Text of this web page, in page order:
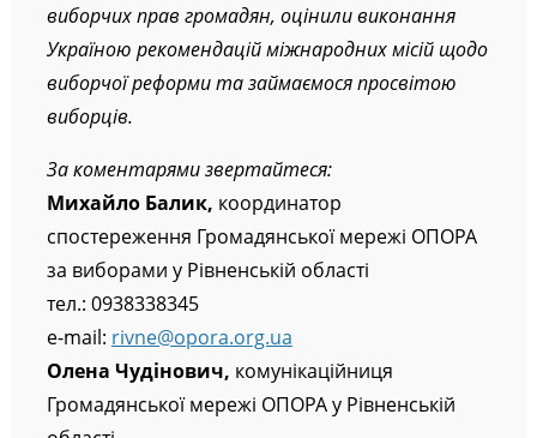
виборчих прав громадян, оцінили виконання
Україною рекомендацій міжнародних місій щодо
виборчої реформи та займаємося просвітою
виборців.
За коментарями звертайтеся:
Михайло Балик, координатор
спостереження Громадянської мережі ОПОРА
за виборами у Рівненській області
тел.: 0938338345
e-mail: rivne@opora.org.ua
Олена Чудінович, комунікаційниця
Громадянської мережі ОПОРА у Рівненській